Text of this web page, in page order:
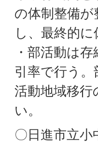
の体制整備
し、最終的
・部活動は
引率で行う
活動地域移
い。
〇日進市立